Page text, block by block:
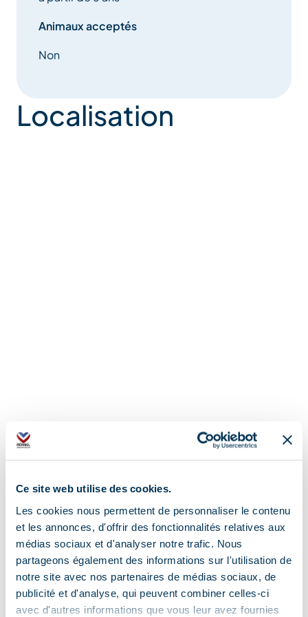
Ce site web utilise des cookies.
Les cookies nous permettent de personnaliser le contenu
et les annonces, d'offrir des fonctionnalités relatives aux
médias sociaux et d'analyser notre trafic. Nous
partageons également des informations sur l'utilisation de
notre site avec nos partenaires de médias sociaux, de
publicité et d'analyse, qui peuvent combiner celles-ci
avec d'autres informations que vous leur avez fournies
Animaux acceptés
Non
Localisation
Adresse :
Place de l'Office de Tourisme de Mottaret-
Route du Chatelet, 73550 Méribel
Complément de localisation :